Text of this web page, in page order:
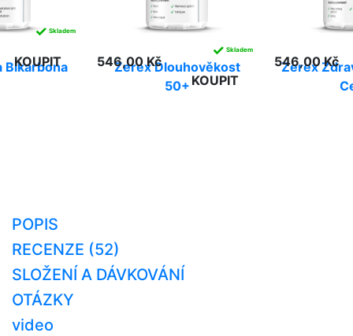
Bikarbona
✓ Skladem
KOUPIT
Zerex Dlouhověkost
50+
546,00 Kč
✓ Skladem
KOUPIT
Zerex
546,00 Kč
POPIS
RECENZE (52)
SLOŽENÍ A DÁVKOVÁNÍ
OTÁZKY
video